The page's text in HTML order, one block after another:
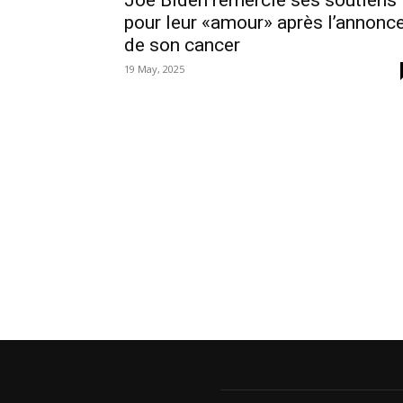
pour leur «amour» après
de son cancer
19 May, 2025